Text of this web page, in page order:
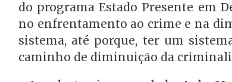
do programa Estado Presente em
no enfrentamento ao crime e na
sistema, até porque, ter um
caminho de diminuição da